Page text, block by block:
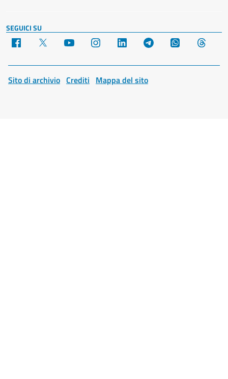
SEGUICI SU
Facebook YouTube Instagram LinkedIn Telegram WhatsApp
Sito di archivio Crediti Mappa del sito